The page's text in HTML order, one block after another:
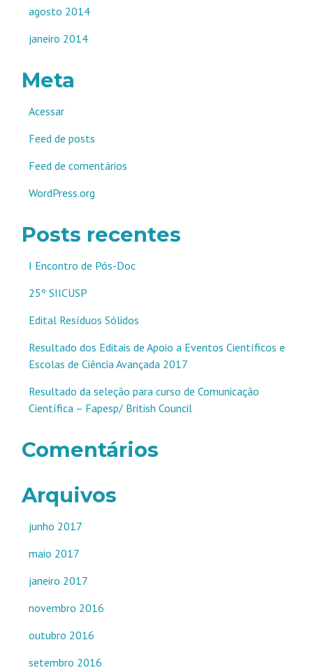
agosto 2014
janeiro 2014
Meta
Acessar
Feed de posts
Feed de comentários
WordPress.org
Posts recentes
I Encontro de Pós-Doc
25º SIICUSP
Edital Resíduos Sólidos
Resultado dos Editais de Apoio a Eventos Científicos e
Escolas de Ciência Avançada 2017
Resultado da seleção para curso de Comunicação
Científica – Fapesp/ British Council
Comentários
Arquivos
junho 2017
maio 2017
janeiro 2017
novembro 2016
outubro 2016
setembro 2016